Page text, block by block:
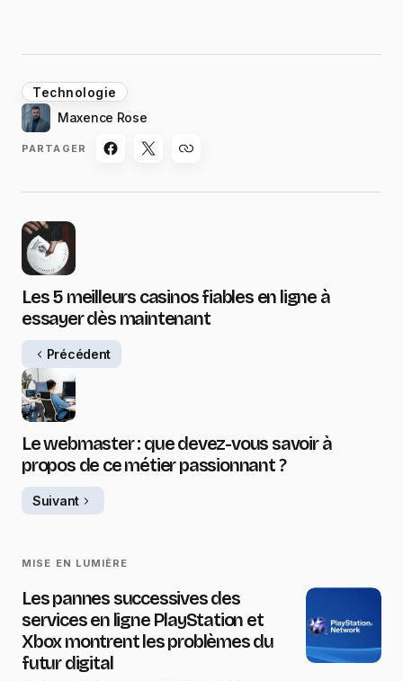
Technologie
Maxence Rose
PARTAGER
Les 5 meilleurs casinos fiables en ligne à
essayer dès maintenant
Précédent
Le webmaster : que devez-vous savoir à
propos de ce métier passionnant ?
Suivant
MISE EN LUMIÈRE
Les pannes successives des
services en ligne PlayStation et
Xbox montrent les problèmes du
futur digital